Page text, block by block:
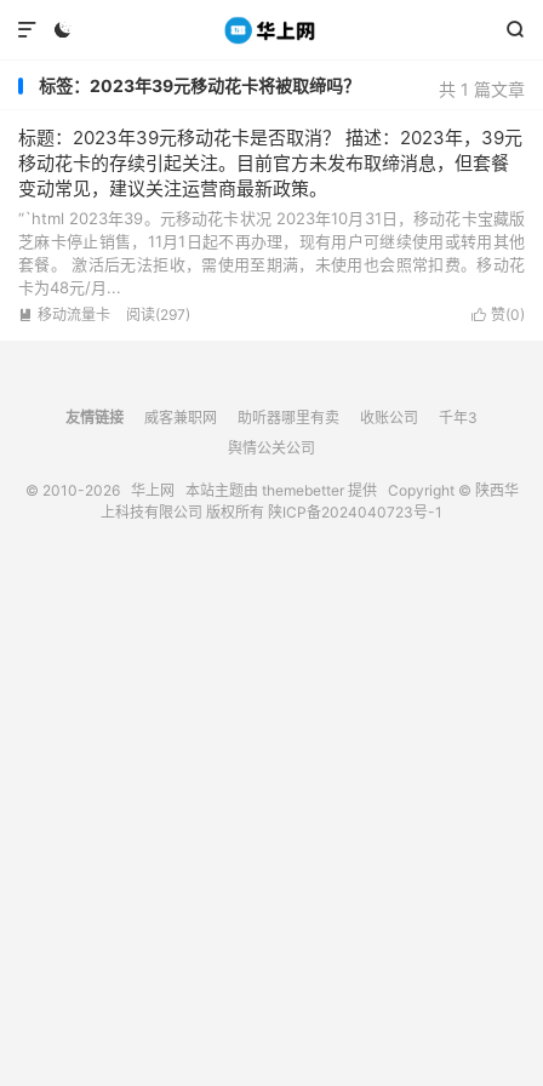
 

共 1 篇文章
标签：2023年39元移动花卡将被取缔吗？
标题：2023年39元移动花卡是否取消？ 描述：2023年，39元
移动花卡的存续引起关注。目前官方未发布取缔消息，但套餐
变动常见，建议关注运营商最新政策。
“`html 2023年39。元移动花卡状况 2023年10月31日，移动花卡宝藏版
芝麻卡停止销售，11月1日起不再办理，现有用户可继续使用或转用其他
套餐。 激活后无法拒收，需使用至期满，未使用也会照常扣费。移动花
卡为48元/月...
 赞(0)
 移动流量卡 阅读(297)
友情链接 威客兼职网 助听器哪里有卖 收账公司
千年3
舆情公关公司
© 2010-2026 华上网 本站主题由 themebetter提供 Copyright © 陕西华
上科技有限公司 版权所有 陕ICP备2024040723号-1